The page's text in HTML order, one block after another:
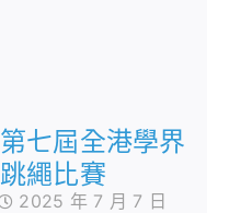
第七屆全港學界
跳繩比賽
2025 年 7 月 7 日